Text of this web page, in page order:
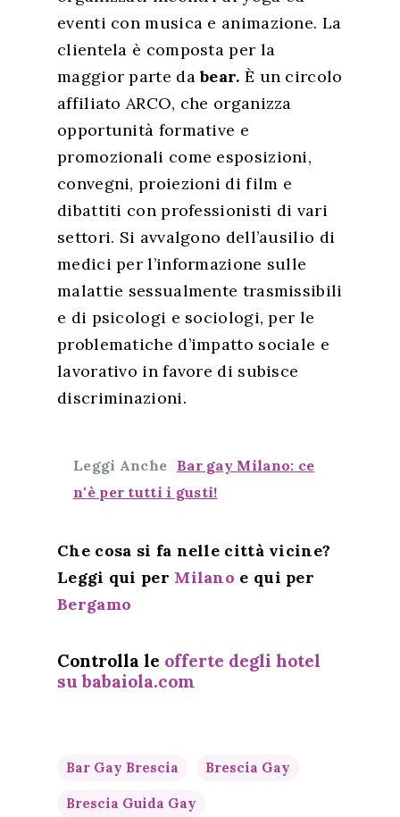
eventi con musica e animazione. La
clientela è composta per la
maggior parte dabear. È un circolo
affiliato ARCO, che organizza
opportunità formative e
promozionali come esposizioni,
convegni, proiezioni di film e
dibattiti con professionisti di vari
settori. Si avvalgono dell’ausilio di
medici per l’informazione sulle
malattie sessualmente trasmissibili
e di psicologi e sociologi, per le
problematiche d’impatto sociale e
lavorativo in favore di subisce
discriminazioni.
Leggi Anche Bar gay Milano: ce
n'è per tutti i gusti!
Che cosa si fa nelle città vicine?
Leggi qui per Milano e qui per
Bergamo
Controlla le offerte degli hotel
su babaiola.com
Bar Gay Brescia Brescia Gay
Brescia Guida Gay
Lifestyle
Viaggi
Italia
Curiosità